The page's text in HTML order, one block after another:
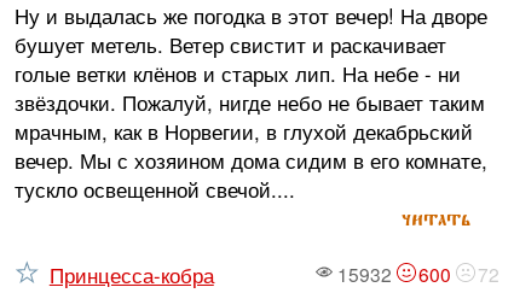
Ну и выдалась же погодка в этот вечер! На дворе
бушует метель. Ветер свистит и раскачивает
голые ветки клёнов и старых лип. На небе - ни
звёздочки. Пожалуй, нигде небо не бывает таким
мрачным, как в Норвегии, в глухой декабрьский
вечер. Мы с хозяином дома сидим в его комнате,
тускло освещенной свечой....
читать
15932 600 72
Принцесса-кобра